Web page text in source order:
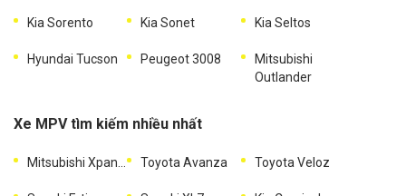
Kia Sorento Kia Sonet Kia Seltos
Hyundai Tucson Peugeot 3008
Mitsubishi
Outlander
Xe MPV tìm kiếm nhiều nhất
Toyota Avanza Toyota Veloz